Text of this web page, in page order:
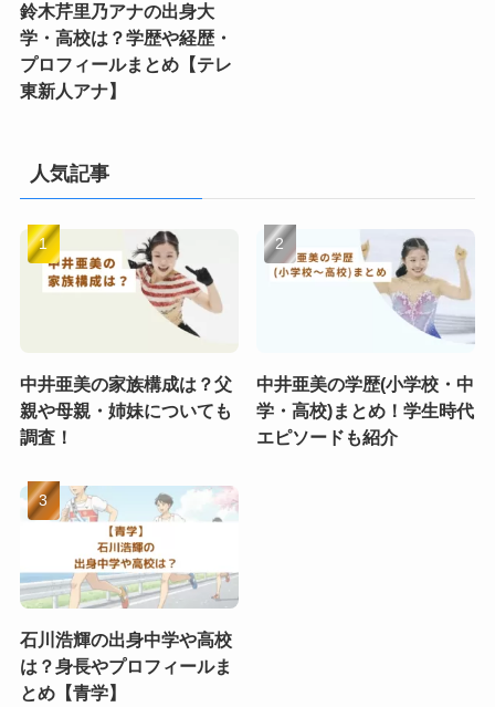
鈴木芹里乃アナの出身大
学・高校は？学歴や経歴・
プロフィールまとめ【テレ
東新人アナ】
人気記事
中井亜美の家族構成は？父
親や母親・姉妹についても
調査！
中井亜美の学歴(小学校・中
学・高校)まとめ！学生時代
エピソードも紹介
石川浩輝の出身中学や高校
は？身長やプロフィールま
とめ【青学】